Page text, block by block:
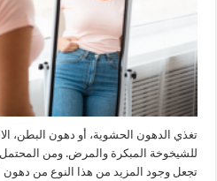
تغذي الدهون الحشوية، أو دهون البطن،
للشيخوخة المبكرة والمرض. ومن
تجعل وجود المزيد من هذا النوع من دهون